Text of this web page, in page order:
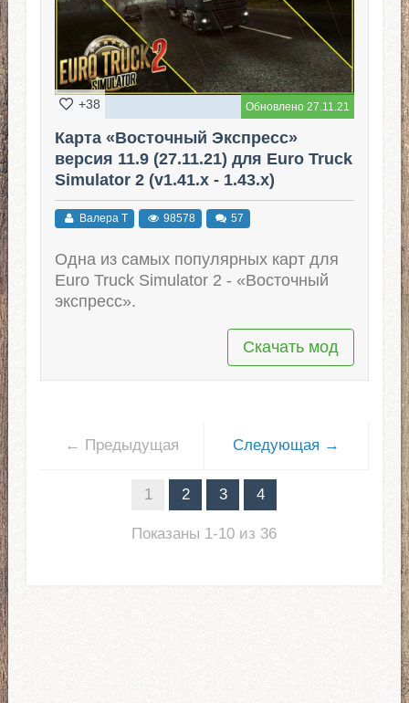
Обновлено 27.11.21
+38
Карта «Восточный Экспресс»
версия 11.9 (27.11.21) для Euro Truck
Simulator 2 (v1.41.x - 1.43.x)
Валера Т 98578 57
Одна из самых популярных карт для
Euro Truck Simulator 2 - «Восточный
экспресс».
Скачать мод
← Предыдущая Следующая →
1 2 3 4
Показаны 1-10 из 36